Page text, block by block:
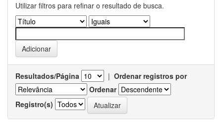
Utilizar filtros para refinar o resultado de busca.
Resultados/Página | Ordenar registros por
Ordenar
Registro(s)